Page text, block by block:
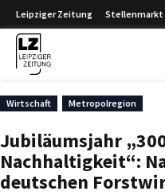
Leipziger Zeitung Stellenmarkt
Wirtschaft Metropolregion
Jubiläumsjahr
Nachhaltigkeit“:
deutschen